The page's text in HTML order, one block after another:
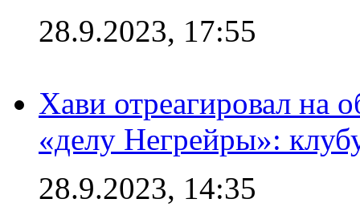
28.9.2023, 17:55
Хави отреагировал на
«делу Негрейры»:
28.9.2023, 14:35